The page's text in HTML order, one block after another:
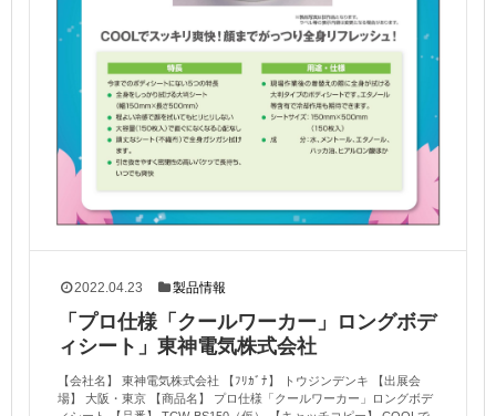
2022.04.23 製品情報
「プロ仕様「クールワーカー」ロングボデ
ィシート」東神電気株式会社
【会社名】 東神電気株式会社 【ﾌﾘｶﾞﾅ】 トウジンデンキ 【出展会
場】 大阪・東京 【商品名】 プロ仕様「クールワーカー」ロングボデ